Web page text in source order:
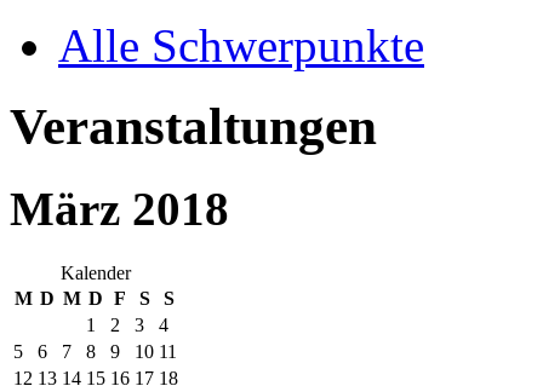
Alle Schwerpunkte
Veranstaltungen
März 2018
Kalender
M D M D F S
S
1
2 3
4
5
6 7 8 9 10 11
12 13 14 15 16 17 18